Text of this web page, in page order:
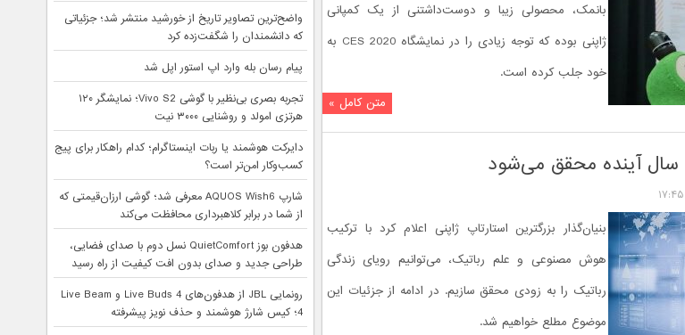
بانمک، محصولی زیبا و دوست‌داشتنی از یک کمپانی
ژاپنی بوده که توجه زیادی را در نمایشگاه CES 2020 به
خود جلب کرده است.
متن کامل »
بنیان‌گذار بزرگترین استارتاپ ژاپنی اعلام کرد با ترکیب
هوش مصنوعی و علم رباتیک، می‌توانیم رویای زندگی
رباتیک را به زودی محقق سازیم. در ادامه از جزئیات این
موضوع مطلع خواهیم شد.
واضح‌ترین تصاویر تاریخ از خورشید منتشر شد؛ جزئیاتی
که دانشمندان را شگفت‌زده کرد
پیام رسان بله وارد اپ استور اپل شد
تجربه بصری بی‌نظیر با گوشی Vivo S2؛ نمایشگر ۱۲۰
هرتزی امولد و روشنایی ۳۰۰۰ نیت
دایرکت هوشمند یا ربات اینستاگرام؛ کدام راهکار برای پیج
کسب‌وکار امن‌تر است؟
شارپ AQUOS Wish6 معرفی شد؛ گوشی ارزان‌قیمتی که
از شما در برابر کلاهبرداری محافظت می‌کند
هدفون بوز QuietComfort نسل دوم با صدای فضایی،
طراحی جدید و صدای بدون افت کیفیت از راه رسید
رونمایی JBL از هدفون‌های Live Buds 4 و Live Beam
4؛ کیس شارژ هوشمند و حذف نویز پیشرفته